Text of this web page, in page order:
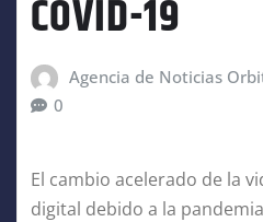
COVID-19
Agencia de Noticias
0
El cambio acelerado de la
digital debido a la